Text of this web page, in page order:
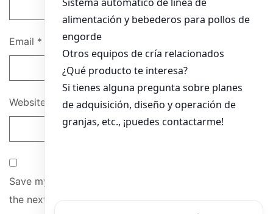
Email *
Website
Save my name, email, and website in this browser for
the next time I comment.